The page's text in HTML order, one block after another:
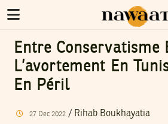
Entre Conservatisme
L’avortement En
En Péril
27 Dec 2022/ Rihab Boukhayatia